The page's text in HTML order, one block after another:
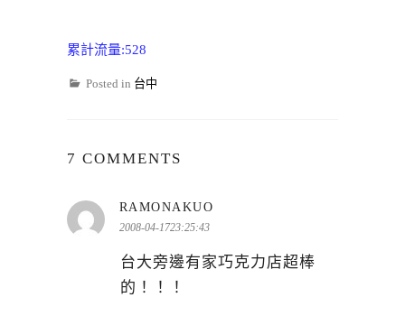
累計流量:528
Posted in 台中
7 COMMENTS
RAMONAKUO
2008-04-1723:25:43
台大旁邊有家巧克力店超棒
的！！！